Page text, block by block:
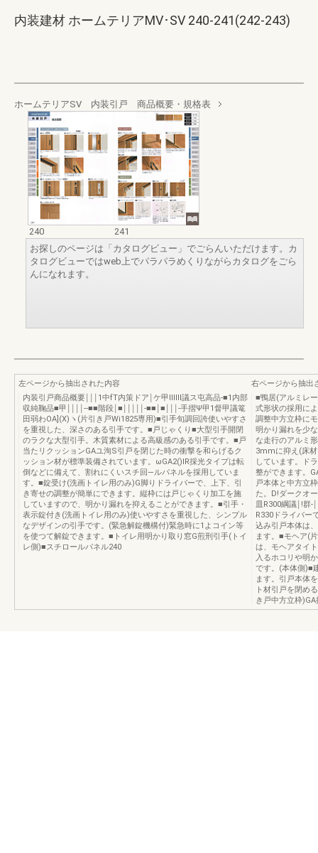
内装建材 ホームテリアMV･SV 240-241(242-243)
ホームテリアSV 内装引戸 商品概要・規格表
240
241
お探しのページは「カタログビュー」でごらんいただけます。カ
タログビューではweb上でパラパラめくりながらカタログをごら
んになれます。
左ページから抽出された内容
内装引戸商品概要￨￨￨1中fT内策ドア￨ケ甲ⅢⅢ議ス屯高品‐■1内部
収純鞠品■甲￨￨￨￨‐‐■■階段￨■￨￨￨￨￨‐■■￨■￨￨￨‐手摺Ψ甲1督甲議篭
田弱わOA](X)ヽ(片引き戸Wi1825専用)■引手旬調回誇使いやすさ
を重視した、深さのある引手です。■戸じゃくり■大型引手開閉
のラクな大型引手。木質素材による高級感のある引手です。■戸
当たリクッションGAユ洵S引戸を閉じた時の衝撃を和らげるク
ッション材が標準装備されています。ωGA2()lR採光タイプは転
倒などに備えて、割れにくいスチ回―ルパネルを採用していま
す。■錠受け(洗画トイレ用のみ)G脚りドライバーで、上下、引
き寄せの調整が簡単にできます。縦枠には戸じゃくり加工を施
していますので、明かり漏れを抑えることができます。■引手・
表示錠付き(洗画トイレ用のみ)使いやすさを重視した、シンプル
なデザインの引手です。(緊急解錠機構付)緊急時に1よコイン等
を使つて解錠できます。■トイレ用明かり取り窓G煎刑引手(トイ
レ側)■スチロールパネル240
右ページから抽出
■鴨居(アルミレ
式形状の採用に
調整中方立枠に
明かり漏れを少
な走行のアルミ
3mmに抑え(床
しています。ド
整ができます。
戸本体と中方立
た。D!ダークオ
皿R300綱議￨!群
R330ドライバー
込み引戸本体は
ます。■モヘア(
は、モヘアタイ
入るホコリや明
です。(本体側)■
ます。引戸本体
ト材引戸を閉め
き戸中方立枠)GA